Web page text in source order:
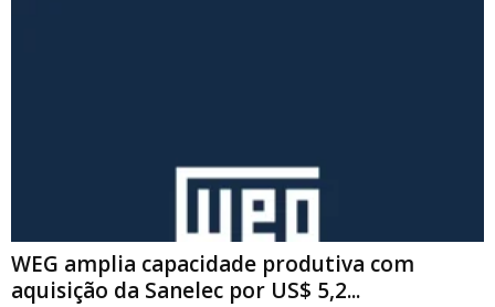
WEG amplia capacidade produtiva com
aquisição da Sanelec por US$ 5,2...